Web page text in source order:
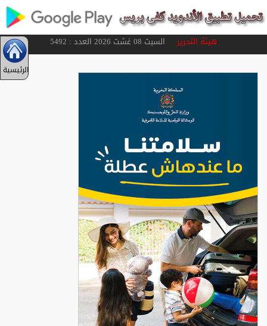
هيئة التحريرالسبت 08 غشت 2026 العدد : 5492
الرئيسية